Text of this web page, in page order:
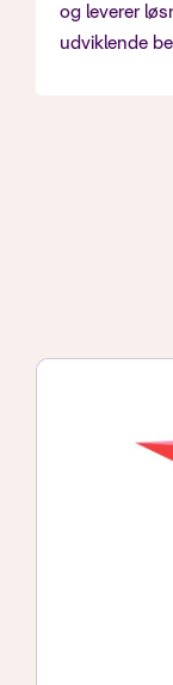
og leverer
udviklende